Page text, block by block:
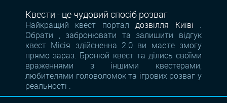
Квести - це чудовий спосіб розваг
Найкращий квест порталдозвілля Київі .
Обрати , забронювати та залишити відгук
квест Місія здійсненна 2.0 ви маєте змогу
прямо зараз. Бронюй квест та ділись своїми
враженнями з іншими квестерами,
любителями головоломок та ігрових розваг у
реальності .